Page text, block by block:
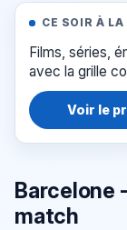
CE SOIR À LA
Films, séries,
avec la grille
Voir le
Barcelone
match